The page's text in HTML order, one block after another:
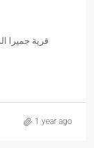
1 year ago